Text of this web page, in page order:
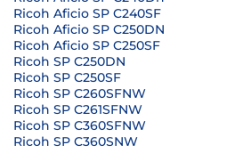
Ricoh Aficio SP C240SF
Ricoh Aficio SP C250DN
Ricoh Aficio SP C250SF
Ricoh SP C250DN
Ricoh SP C250SF
Ricoh SP C260SFNW
Ricoh SP C261SFNW
Ricoh SP C360SFNW
Ricoh SP C360SNW